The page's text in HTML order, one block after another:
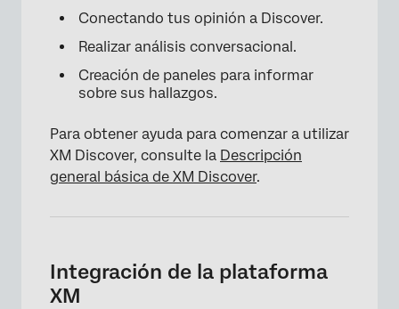
Conectando tus opinión a Discover.
Realizar análisis conversacional.
Creación de paneles para informar
sobre sus hallazgos.
Para obtener ayuda para comenzar a utilizar
XM Discover, consulte la Descripción
general básica de XM Discover.
Integración de la plataforma
XM